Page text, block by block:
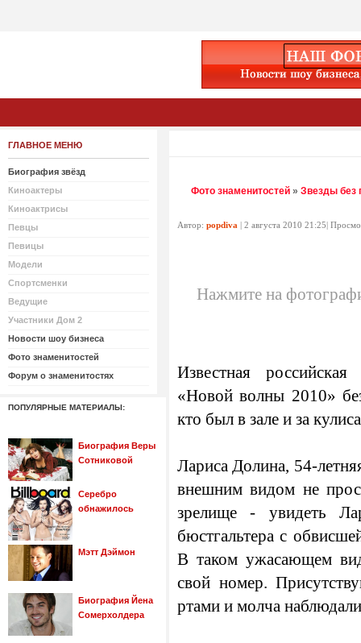
ГЛАВНОЕ МЕНЮ
Биография звёзд
Киноактеры
Киноактрисы
Певцы
Певицы
Модели
Спортсменки
Ведущие
Участники Дом 2
Новости шоу бизнеса
Фото знаменитостей
Форум о знаменитостях
ПОПУЛЯРНЫЕ МАТЕРИАЛЫ:
Биография Веры
Сотниковой
Серебро
обнажилось
Мэтт Дэймон
Биография Йена
Сомерхолдера
Фото знаменитостей » Звезды без
Автор: popdiva | 2 августа 2010 21:25|
Нажмите на
Известная
«Новой волны 2010»
кто был в зале и за
Лариса Долина, 54-
внешним видом не
зрелище - увидеть
бюстгальтера с
В таком ужасающем
свой номер.
ртами и молча